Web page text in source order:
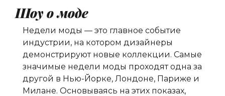
Шоу о моде
Недели моды — это главное событие
индустрии, на котором дизайнеры
демонстрируют новые коллекции. Самые
значимые недели моды проходят одна за
другой в Нью-Йорке, Лондоне, Париже и
Милане. Основываясь на этих показах,